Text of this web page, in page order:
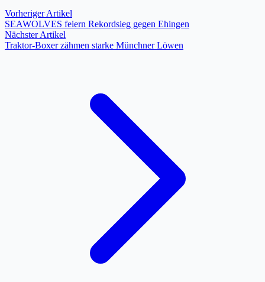
Vorheriger Artikel
SEAWOLVES feiern Rekordsieg gegen Ehingen
Nächster Artikel
Traktor-Boxer zähmen starke Münchner Löwen